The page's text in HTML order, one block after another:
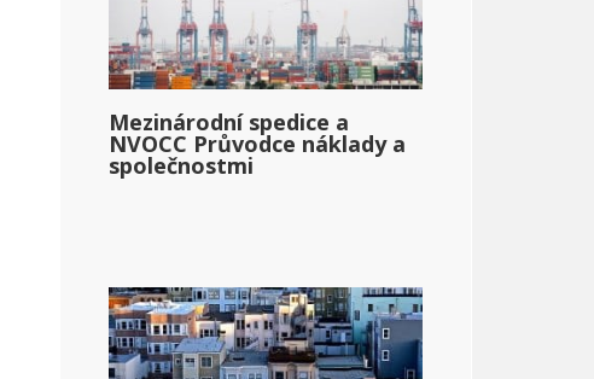
Mezinárodní spedice a
NVOCC Průvodce náklady a
společnostmi